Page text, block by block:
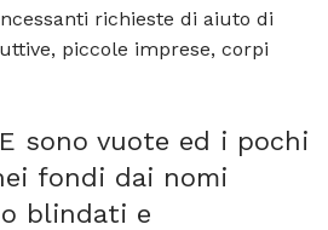
richieste di aiuto di
piccole imprese, corpi
sono vuote ed i pochi
fondi dai nomi
blindati e